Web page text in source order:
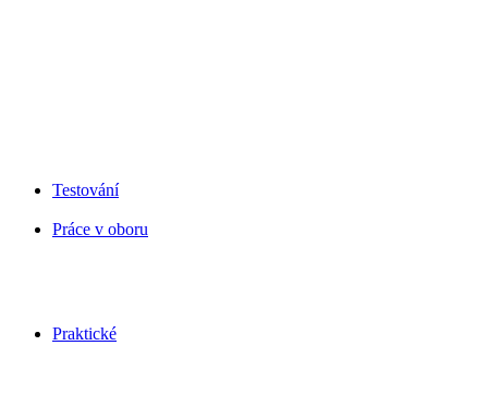
Testování
Práce v oboru
Praktické